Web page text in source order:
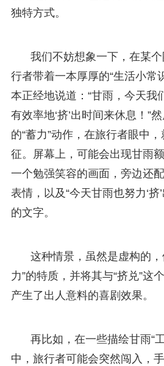
独特方式。
我们不妨想象一下，在某
行者带着一本厚厚的“生活小常
本正经地说道：“甘雨，今天我
有效率地‘挤’出时间来休息！”
的“蓄力”动作，在旅行者眼中，
征。屏幕上，可能会出现甘雨
一个勉强笑容的画面，旁边还
表情，以及“今天甘雨也努力‘挤
的文字。
这种情景，虽然是虚构的
力”的特质，并将其与“挤兑”这
产生了出人意料的喜剧效果。
再比如，在一些描绘甘雨“
中，旅行者可能会突然闯入，